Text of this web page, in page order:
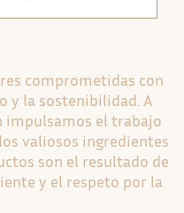
comprometidas con
y la sostenibilidad. A
impulsamos el trabajo
valiosos ingredientes
son el resultado de
y el respeto por la